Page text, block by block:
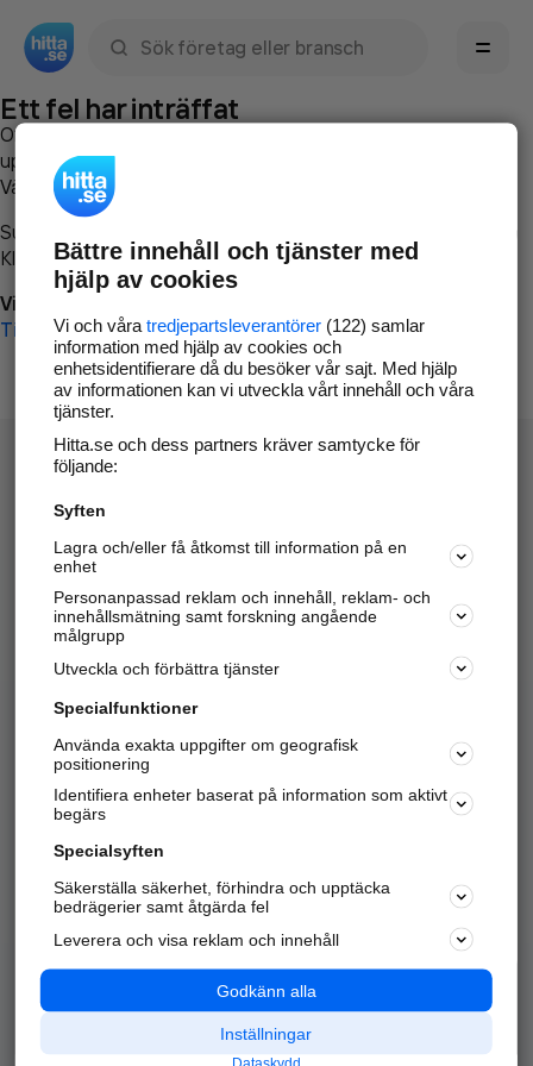
Ett fel har inträffat
Om du vill kan du
uppstod så att vi lättare och snabbare kan avhjälpa det.
Vänligen försök med följande:
Surfa till
Klicka påTillbaka-knappen i webbläsaren och försök igen
Vi beklagar besväret!
Till startsidan
Hitta.se - Gratis nummerupplysning.
Sök företag, personer och platser.
Hitta telefonnummer, adresser, företagsinfo mm.
Marknadsför företaget
Kom igång och annonsera mot
samarbetspartners nära dig.
Alla kategorier
Populära sökningar
API & Kartor
Annonsera
Integritet
Nödnummer
Bättre innehåll och tjänster med
hjälp av cookies
Vi och våra tredjepartsleverantörer(122) samlar
information med hjälp av cookies och
enhetsidentifierare då du besöker vår sajt. Med hjälp
av informationen kan vi utveckla vårt innehåll och våra
tjänster.
Hitta.se och dess partners kräver samtycke för
följande:
Syften
Lagra och/eller få åtkomst till information på en
enhet
Personanpassad reklam och innehåll, reklam- och
innehållsmätning samt forskning angående
målgrupp
Utveckla och förbättra tjänster
Specialfunktioner
Använda exakta uppgifter om geografisk
positionering
Identifiera enheter baserat på information som aktivt
begärs
Specialsyften
Säkerställa säkerhet, förhindra och upptäcka
bedrägerier samt åtgärda fel
Leverera och visa reklam och innehåll
Godkänn alla
Inställningar
Dataskydd